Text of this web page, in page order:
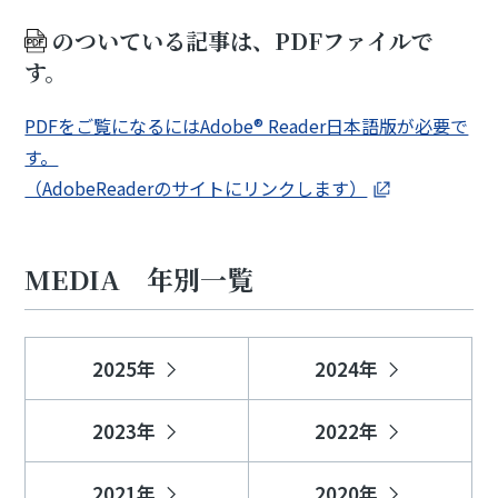
のついている記事は、PDFファイルで
す。
PDFをご覧になるにはAdobe® Reader日本語版が必要で
す。
（AdobeReaderのサイトにリンクします）
MEDIA 年別一覧
2025年 2024年
2023年 2022年